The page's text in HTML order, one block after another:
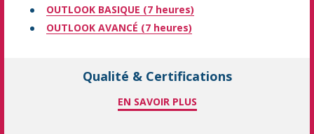
OUTLOOK BASIQUE (7 heures)
OUTLOOK AVANCÉ (7 heures)
Qualité & Certifications
EN SAVOIR PLUS